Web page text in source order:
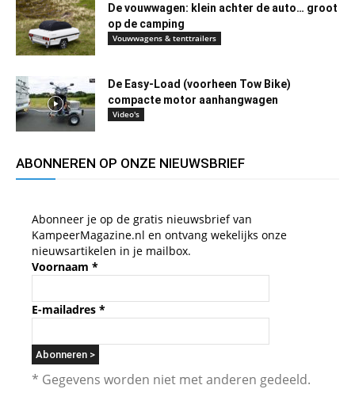
De vouwwagen: klein achter de auto… groot
op de camping
Vouwwagens & tenttrailers
De Easy-Load (voorheen Tow Bike)
compacte motor aanhangwagen
Video's
ABONNEREN OP ONZE NIEUWSBRIEF
Abonneer je op de gratis nieuwsbrief van
KampeerMagazine.nl en ontvang wekelijks onze
nieuwsartikelen in je mailbox.
Voornaam *
E-mailadres *
* Gegevens worden niet met anderen gedeeld.